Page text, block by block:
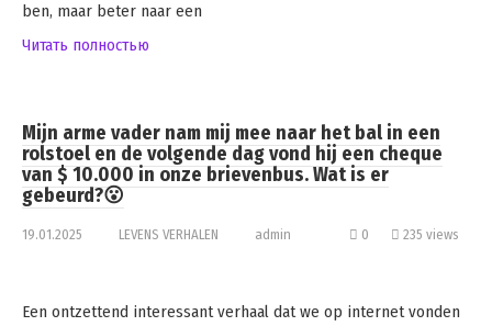
ben, maar beter naar een
Читать полностью
Mijn arme vader nam mij mee naar het bal in een
rolstoel en de volgende dag vond hij een cheque
van $ 10.000 in onze brievenbus. Wat is er
gebeurd?😮
19.01.2025 LEVENS VERHALEN admin 0 235 views
Een ontzettend interessant verhaal dat we op internet vonden